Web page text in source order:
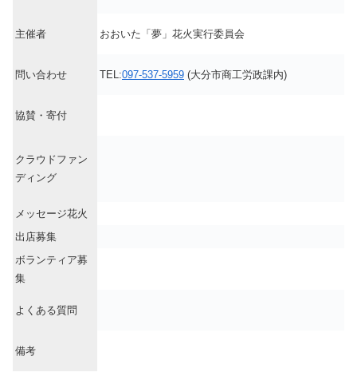
主催者 おおいた「夢」花火実行委員会
問い合わせ TEL:097-537-5959 (大分市商工労政課内)
協賛・寄付
クラウドファン
ディング
メッセージ花火
出店募集
ボランティア募
集
よくある質問
備考